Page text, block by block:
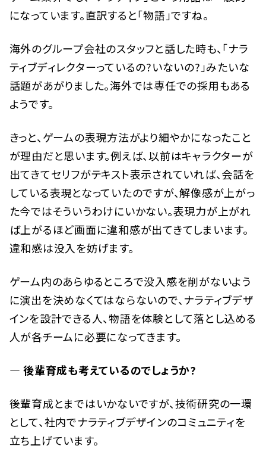
になっています。直訳すると「物語」ですね。
海外のグループ会社のスタッフと話した時も、「ナラ
ティブディレクターっているの?いないの?」みたいな
話題があがりました。海外では専任での採用もある
ようです。
きっと、ゲームの表現方法がより細やかになったこと
が理由だと思います。例えば、以前はキャラクターが
出てきてセリフがテキスト表示されていれば、会話を
している表現となっていたのですが、解像感が上がっ
た今ではそういうわけにいかない。表現力が上がれ
ば上がるほど画面に違和感が出てきてしまいます。
違和感は没入を妨げます。
ゲーム内のあらゆるところで没入感を削がないよう
に演出を決めなくてはならないので、ナラティブデザ
インを設計できる人、物語を体験として落とし込める
人が各チームに必要になってきます。
— 後輩育成も考えているのでしょうか?
後輩育成とまではいかないですが、技術研究の一環
として、社内でナラティブデザインのコミュニティを
立ち上げています。